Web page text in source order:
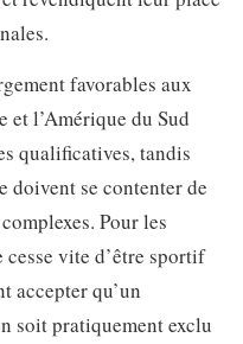
favorables aux
et l’Amérique du Sud
qualificatives, tandis
doivent se contenter de
Pour les
vite d’être sportif
accepter qu’un
soit pratiquement exclu